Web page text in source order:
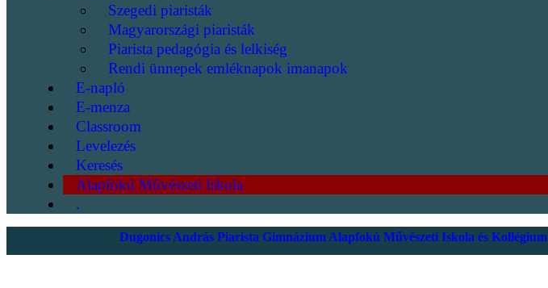
Szegedi piaristák
Magyarországi piaristák
Piarista pedagógia és lelkiség
Rendi ünnepek emléknapok imanapok
E-napló
E-menza
Classroom
Levelezés
Keresés
Alapfokú Művészeti Iskola
.
Dugonics András Piarista Gimnázium Alapfokú Művészeti Iskola és Kollégium